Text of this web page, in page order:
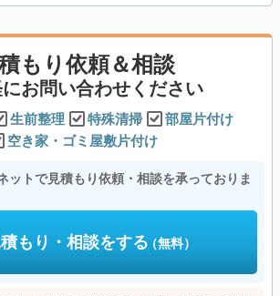
もり依頼＆相談
お問い合わせください
生前整理 特殊清掃
部屋片付け
空き家・ゴミ屋敷片付け
ットで見積もり依頼・相談を承っておりま
積もり・相談をする（無料）